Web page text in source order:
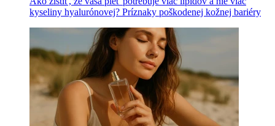
kyseliny hyalurónovej? Príznaky poškodenej kožnej bariéry